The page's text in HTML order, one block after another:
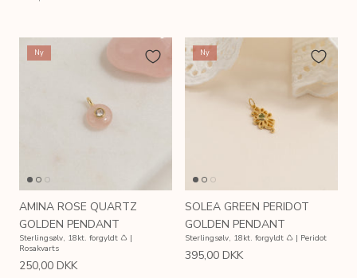
Ny
AMINA ROSE QUARTZ
GOLDEN PENDANT
Sterlingsølv, 18kt. forgyldt ♺ |
Rosakvarts
250,00 DKK
Ny
SOLEA GREEN PERIDOT
GOLDEN PENDANT
Sterlingsølv, 18kt. forgyldt ♺ | Peridot
395,00 DKK